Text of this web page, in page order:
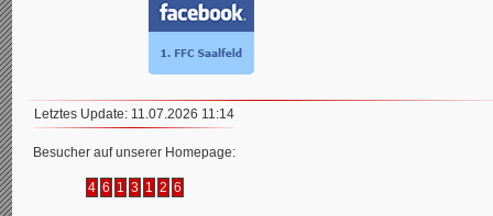
Letztes Update: 11.07.2026 11:14
Besucher auf unserer Homepage:
4 6 1 3 1 2 6